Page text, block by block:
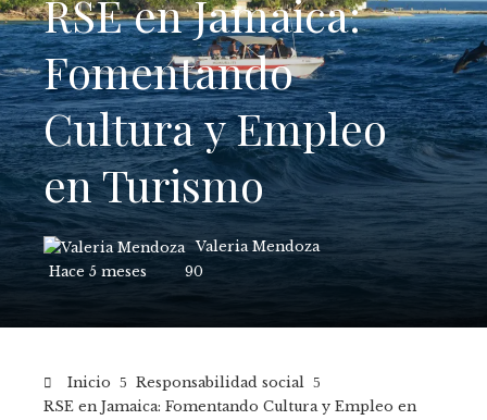
RSE en Jamaica:
Fomentando
Cultura y Empleo
en Turismo
Valeria Mendoza
Hace 5 meses
90
Inicio
Responsabilidad social
RSE en Jamaica: Fomentando Cultura y Empleo en